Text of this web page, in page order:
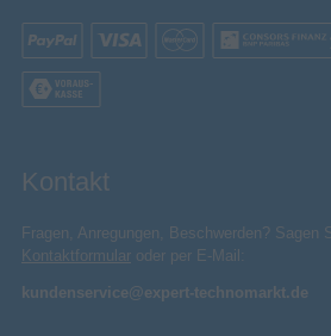
Kontakt
Fragen, Anregungen, Beschwerden? Sagen
Kontaktformular oder per E-Mail:
kundenservice@expert-technomarkt.de